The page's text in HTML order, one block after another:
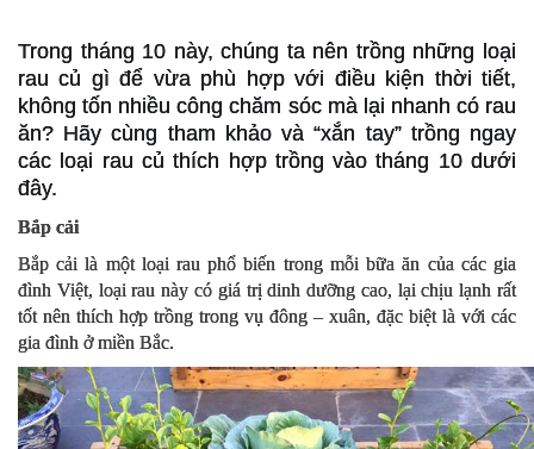
Trong tháng 10 này, chúng ta nên trồng những loại
rau củ gì để vừa phù hợp với điều kiện thời tiết,
không tốn nhiều công chăm sóc mà lại nhanh có rau
ăn? Hãy cùng tham khảo và “xắn tay” trồng ngay
các loại rau củ thích hợp trồng vào tháng 10 dưới
đây.
Bắp cải
Bắp cải là một loại rau phổ biến trong mỗi bữa ăn của các gia
đình Việt, loại rau này có giá trị dinh dưỡng cao, lại chịu lạnh rất
tốt nên thích hợp trồng trong vụ đông – xuân, đặc biệt là với các
gia đình ở miền Bắc.